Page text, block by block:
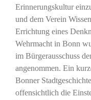
Erinnerungskultur
und dem Verein
Errichtung eines
Wehrmacht in Bonn
im Bürgerausschuss
angenommen. Ein
Bonner
offensichtlich die